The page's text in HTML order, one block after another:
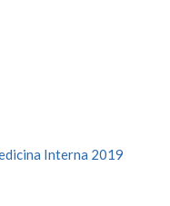
Interna 2019